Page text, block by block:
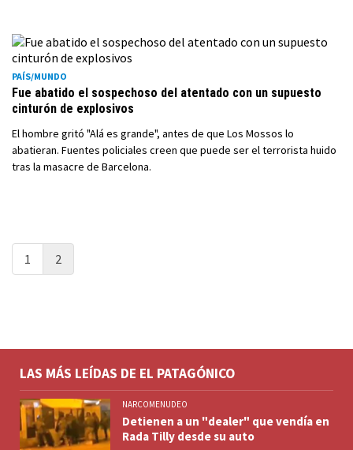
PAÍS/MUNDO
Fue abatido el sospechoso del atentado con un supuesto
cinturón de explosivos
El hombre gritó "Alá es grande", antes de que Los Mossos lo
abatieran. Fuentes policiales creen que puede ser el terrorista huido
tras la masacre de Barcelona.
1 2
LAS MÁS LEÍDAS DE EL PATAGÓNICO
NARCOMENUDEO
Detienen a un "dealer" que vendía en
Rada Tilly desde su auto